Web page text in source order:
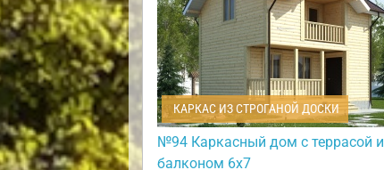
КАРКАС ИЗ СТРОГАНОЙ ДОСКИ
№94 Каркасный дом с террасой и
балконом 6х7